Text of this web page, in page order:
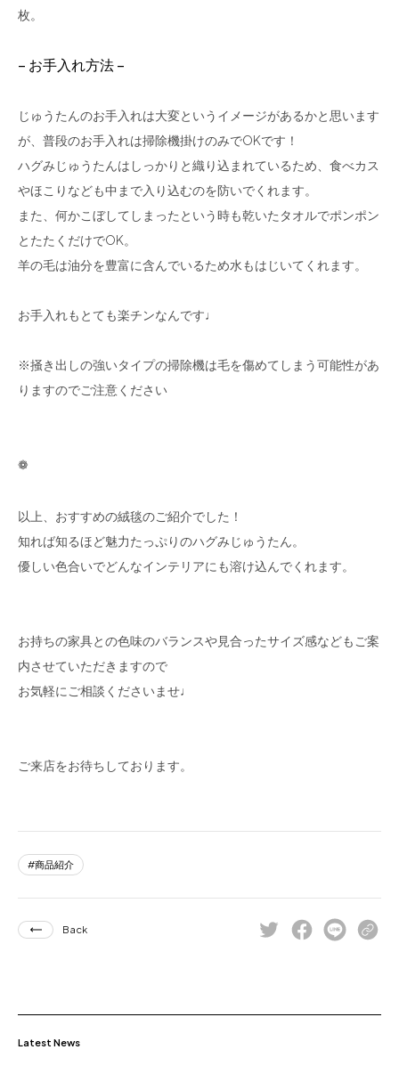
枚。
– お手入れ方法 –
じゅうたんのお手入れは大変というイメージがあるかと思います
が、普段のお手入れは掃除機掛けのみでOKです！
ハグみじゅうたんはしっかりと織り込まれているため、食べカス
やほこりなども中まで入り込むのを防いでくれます。
また、何かこぼしてしまったという時も乾いたタオルでポンポン
とたたくだけでOK。
羊の毛は油分を豊富に含んでいるため水もはじいてくれます。
お手入れもとても楽チンなんです♩
※掻き出しの強いタイプの掃除機は毛を傷めてしまう可能性があ
りますのでご注意ください
❁
以上、おすすめの絨毯のご紹介でした！
知れば知るほど魅力たっぷりのハグみじゅうたん。
優しい色合いでどんなインテリアにも溶け込んでくれます。
お持ちの家具との色味のバランスや見合ったサイズ感などもご案
内させていただきますので
お気軽にご相談くださいませ♩
ご来店をお待ちしております。
商品紹介
Back
Latest News